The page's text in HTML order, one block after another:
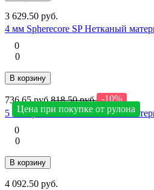
3 629.50 руб.
4 мм Spherecore SP Нетканый
0
0
В корзину
Цена при покупке от рулона
736.65 руб.818.50 руб. -10%
5 мм Spherecore SP Нетканый
0
0
В корзину
4 092.50 руб.